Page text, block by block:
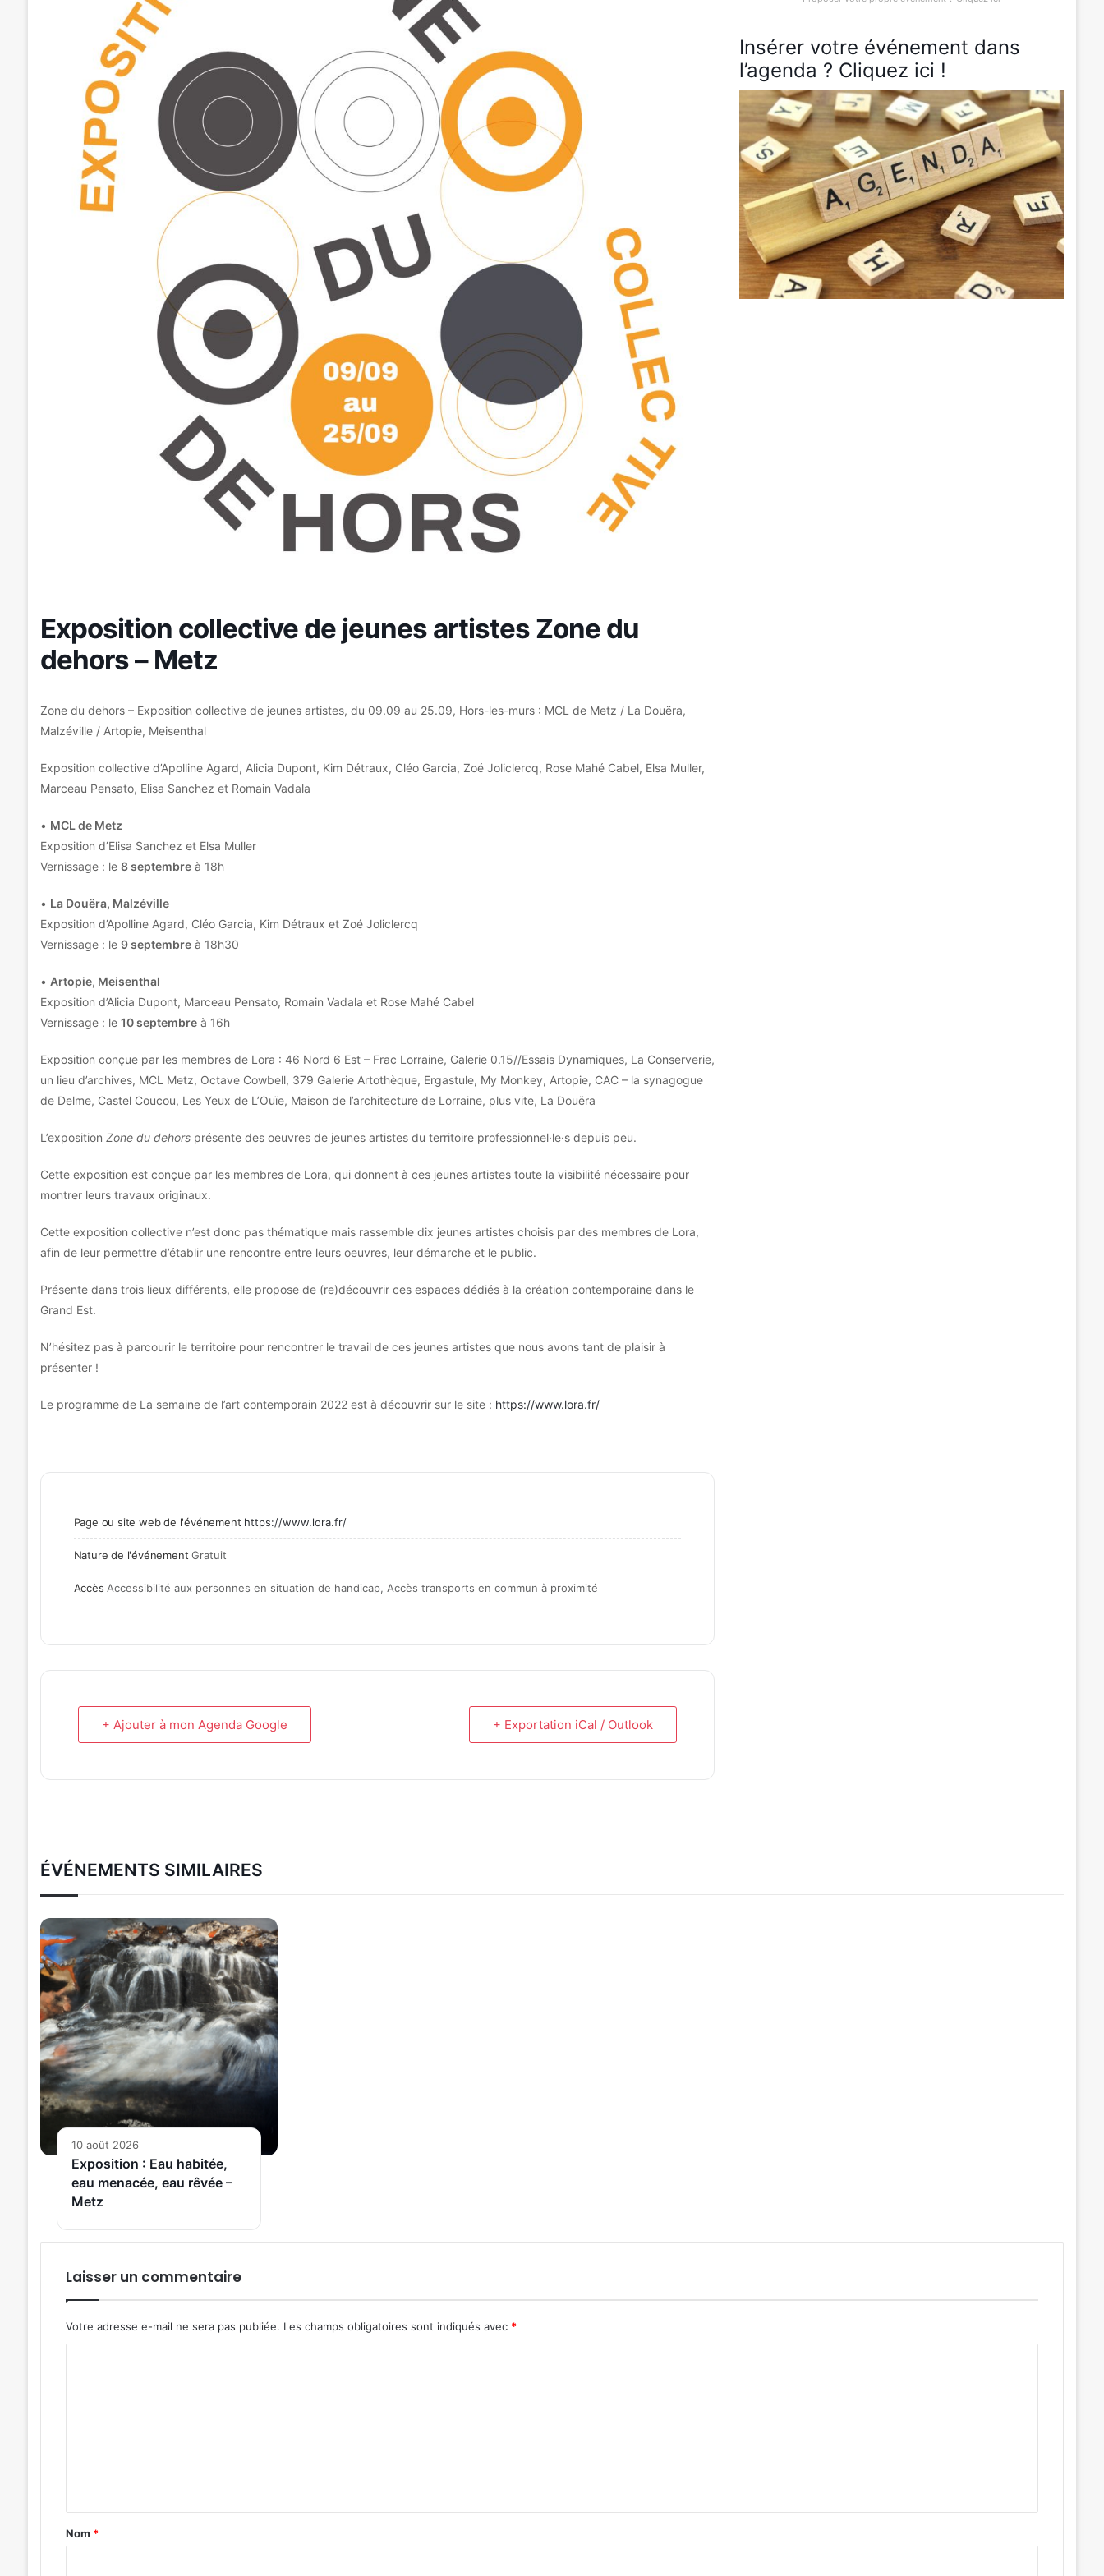
Exposition collective de jeunes artistes Zone du
dehors – Metz
Zone du dehors – Exposition collective de jeunes artistes, du 09.09 au 25.09, Hors-les-murs : MCL de Metz / La Douëra,
Malzéville / Artopie, Meisenthal
Exposition collective d’Apolline Agard, Alicia Dupont, Kim Détraux, Cléo Garcia, Zoé Joliclercq, Rose Mahé Cabel, Elsa Muller,
Marceau Pensato, Elisa Sanchez et Romain Vadala
• MCL de Metz
Exposition d’Elisa Sanchez et Elsa Muller
Vernissage : le 8 septembreà 18h
• La Douëra, Malzéville
Exposition d’Apolline Agard, Cléo Garcia, Kim Détraux et Zoé Joliclercq
Vernissage : le 9 septembreà 18h30
• Artopie, Meisenthal
Exposition d’Alicia Dupont, Marceau Pensato, Romain Vadala et Rose Mahé Cabel
Vernissage : le 10 septembreà 16h
Exposition conçue par les membres de Lora : 46 Nord 6 Est – Frac Lorraine, Galerie 0.15//Essais Dynamiques, La Conserverie,
un lieu d’archives, MCL Metz, Octave Cowbell, 379 Galerie Artothèque, Ergastule, My Monkey, Artopie, CAC – la synagogue
de Delme, Castel Coucou, Les Yeux de L’Ouïe, Maison de l’architecture de Lorraine, plus vite, La Douëra
L’exposition Zone du dehorsprésente des oeuvres de jeunes artistes du territoire professionnel·le·s depuis peu.
Cette exposition est conçue par les membres de Lora, qui donnent à ces jeunes artistes toute la visibilité nécessaire pour
montrer leurs travaux originaux.
Cette exposition collective n’est donc pas thématique mais rassemble dix jeunes artistes choisis par des membres de Lora,
afin de leur permettre d’établir une rencontre entre leurs oeuvres, leur démarche et le public.
Présente dans trois lieux différents, elle propose de (re)découvrir ces espaces dédiés à la création contemporaine dans le
Grand Est.
N’hésitez pas à parcourir le territoire pour rencontrer le travail de ces jeunes artistes que nous avons tant de plaisir à
présenter !
Le programme de La semaine de l’art contemporain 2022 est à découvrir sur le site : https://www.lora.fr/
Page ou site web de l'événement https://www.lora.fr/
Nature de l'événementGratuit
Accès Accessibilité aux personnes en situation de handicap, Accès transports en commun à proximité
+ Ajouter à mon Agenda Google + Exportation iCal / Outlook
Insérer votre événement dans
l’agenda ? Cliquez ici !
ÉVÉNEMENTS SIMILAIRES
10 août 2026
Exposition : Eau habitée,
eau menacée, eau rêvée –
Metz
Laisser un commentaire
Votre adresse e-mail ne sera pas publiée. Les champs obligatoires sont indiqués avec *
a
Nom *